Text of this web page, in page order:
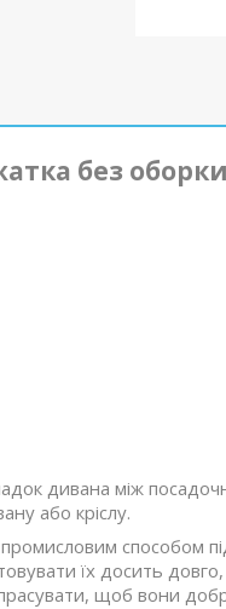
без
дивана між
або кріслу.
способом
їх досить
прасувати, щоб вони